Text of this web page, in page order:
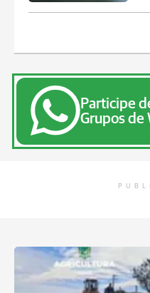
Participe
Grupos de